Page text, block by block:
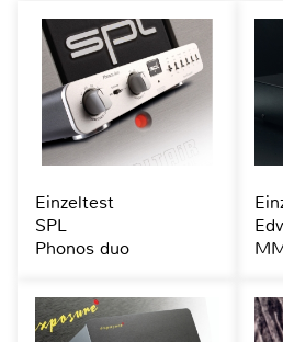
Einzeltest
SPL
Phonos duo